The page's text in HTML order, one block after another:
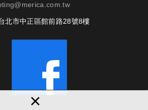
×
北市中正區館前路28號8樓